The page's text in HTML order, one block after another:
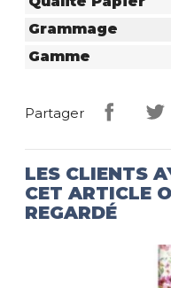
Grammage
Gamme
Partager
LES CLIENTS
CET ARTICLE
REGARDÉ